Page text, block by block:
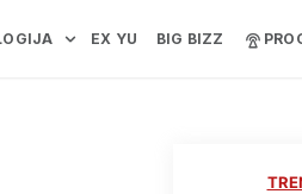
EX YU BIG BIZZ